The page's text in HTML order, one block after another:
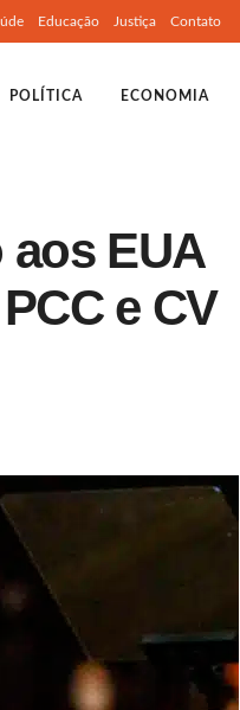
Educação Justiça Contato
POLÍTICA ECONOMIA
EUA
e CV